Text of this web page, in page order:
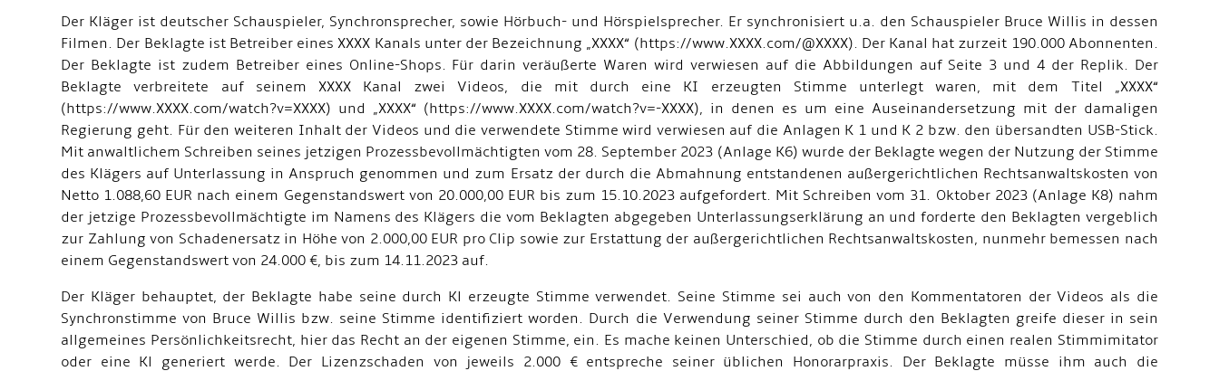
Der Kläger ist deutscher Schauspieler, Synchronsprecher, sowie Hörbuch- und Hörspielsprecher. Er synchronisiert u.a. den Schauspieler Bruce Willis in dessen
Filmen. Der Beklagte ist Betreiber eines XXXX Kanals unter der Bezeichnung „XXXX“ (https://www.XXXX.com/@XXXX). Der Kanal hat zurzeit 190.000 Abonnenten.
Der Beklagte ist zudem Betreiber eines Online-Shops. Für darin veräußerte Waren wird verwiesen auf die Abbildungen auf Seite 3 und 4 der Replik. Der
Beklagte verbreitete auf seinem XXXX Kanal zwei Videos, die mit durch eine KI erzeugten Stimme unterlegt waren, mit dem Titel „XXXX“
(https://www.XXXX.com/watch?v=XXXX) und „XXXX“ (https://www.XXXX.com/watch?v=-XXXX), in denen es um eine Auseinandersetzung mit der damaligen
Regierung geht. Für den weiteren Inhalt der Videos und die verwendete Stimme wird verwiesen auf die Anlagen K 1 und K 2 bzw. den übersandten USB-Stick.
Mit anwaltlichem Schreiben seines jetzigen Prozessbevollmächtigten vom 28. September 2023 (Anlage K6) wurde der Beklagte wegen der Nutzung der Stimme
des Klägers auf Unterlassung in Anspruch genommen und zum Ersatz der durch die Abmahnung entstandenen außergerichtlichen Rechtsanwaltskosten von
Netto 1.088,60 EUR nach einem Gegenstandswert von 20.000,00 EUR bis zum 15.10.2023 aufgefordert. Mit Schreiben vom 31. Oktober 2023 (Anlage K8) nahm
der jetzige Prozessbevollmächtigte im Namens des Klägers die vom Beklagten abgegeben Unterlassungserklärung an und forderte den Beklagten vergeblich
zur Zahlung von Schadenersatz in Höhe von 2.000,00 EUR pro Clip sowie zur Erstattung der außergerichtlichen Rechtsanwaltskosten, nunmehr bemessen nach
einem Gegenstandswert von 24.000 €, bis zum 14.11.2023 auf.
Der Kläger behauptet, der Beklagte habe seine durch Kl erzeugte Stimme verwendet. Seine Stimme sei auch von den Kommentatoren der Videos als die
Synchronstimme von Bruce Willis bzw. seine Stimme identifiziert worden. Durch die Verwendung seiner Stimme durch den Beklagten greife dieser in sein
allgemeines Persönlichkeitsrecht, hier das Recht an der eigenen Stimme, ein. Es mache keinen Unterschied, ob die Stimme durch einen realen Stimmimitator
oder eine Kl generiert werde. Der Lizenzschaden von jeweils 2.000 € entspreche seiner üblichen Honorarpraxis. Der Beklagte müsse ihm auch die